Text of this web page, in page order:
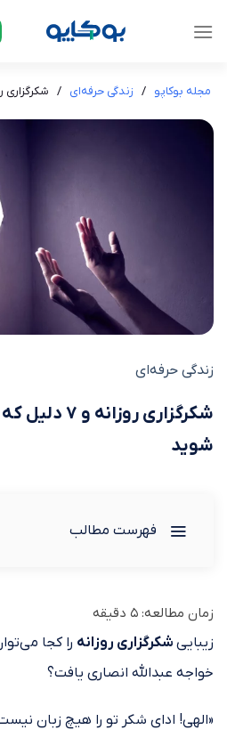
مجله بوکاپو / زندگی حرفه‌ای / شکرگزاری روزانه و ۷ دلیل
زندگی حرفه‌ای
شکرگزاری
شوید
فهرست مطالب
زمان مطالعه: 5 دقیقه
زیبایی شکرگزاری روزانه را کجا
خواجه عبدالله انصاری یافت؟‌
«الهی! ادای شکر تو را هیچ زبان